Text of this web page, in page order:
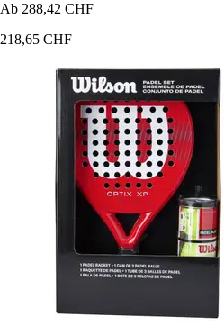
Ab 288,42 CHF
218,65 CHF